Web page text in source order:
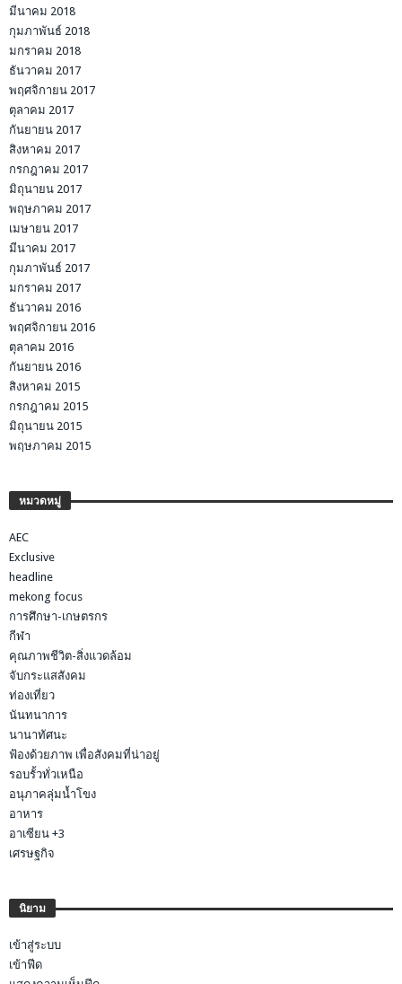
มีนาคม 2018
กุมภาพันธ์ 2018
มกราคม 2018
ธันวาคม 2017
พฤศจิกายน 2017
ตุลาคม 2017
กันยายน 2017
สิงหาคม 2017
กรกฎาคม 2017
มิถุนายน 2017
พฤษภาคม 2017
เมษายน 2017
มีนาคม 2017
กุมภาพันธ์ 2017
มกราคม 2017
ธันวาคม 2016
พฤศจิกายน 2016
ตุลาคม 2016
กันยายน 2016
สิงหาคม 2015
กรกฎาคม 2015
มิถุนายน 2015
พฤษภาคม 2015
หมวดหมู่
AEC
Exclusive
headline
mekong focus
การศึกษา-เกษตรกร
กีฬา
คุณภาพชีวิต-สิ่งแวดล้อม
จับกระแสสังคม
ท่องเที่ยว
นันทนาการ
นานาทัศนะ
ฟ้องด้วยภาพ เพื่อสังคมที่น่าอยู่
รอบรั้วทั่วเหนือ
อนุภาคลุ่มน้ำโขง
อาหาร
อาเซียน +3
เศรษฐกิจ
นิยาม
เข้าสู่ระบบ
เข้าฟีด